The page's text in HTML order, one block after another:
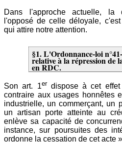
Dans l'approche actuelle, la
l'opposé de celle déloyale,
qui attire notre attention.
§1. L'Ordonnance-loi
relative à la répression de
en RDC.
Son art. 1er dispose à cet
contraire aux usages honnêtes
industrielle, un commerçant, un
un artisan porte atteinte au
enlève sa capacité de
instance, sur poursuites des
ordonne la cessation de cet acte